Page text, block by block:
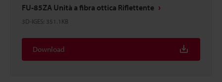
FU-85ZA Unità a fibra ottica Riflettente
3D-IGES: 351.1KB
Download